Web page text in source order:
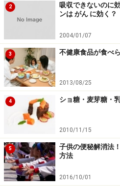
2
吸収できないのに
ンは がん に効く？
2004/01/07
3 不健康食品が食べ
2013/08/25
4 ショ糖・麦芽糖・
2010/11/15
5
子供の便秘解消法
方法
2016/10/01